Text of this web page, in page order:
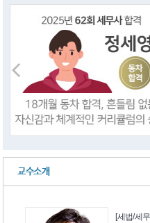
교수소개
[세법/세